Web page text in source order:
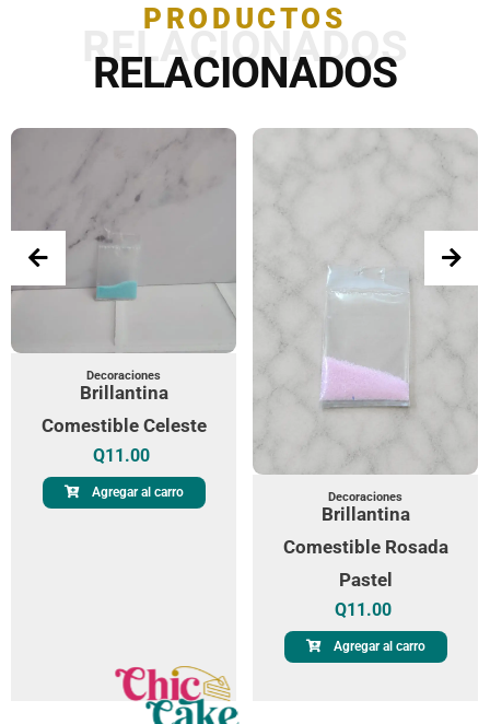
PRODUCTOS
RELACIONADOS
RELACIONADOS
Decoraciones
Brillantina
Comestible Celeste
Q11.00
Agregar al carro Decoraciones
Brillantina
Comestible Rosada
Pastel
Q11.00
Agregar al carro